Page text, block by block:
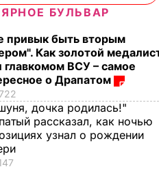
БУЛЬВАР
привык быть вторым
Как золотой
главкомом ВСУ – самое
о Драпатом
дочка родилась!"
рассказал, как ночью
узнал о рождении